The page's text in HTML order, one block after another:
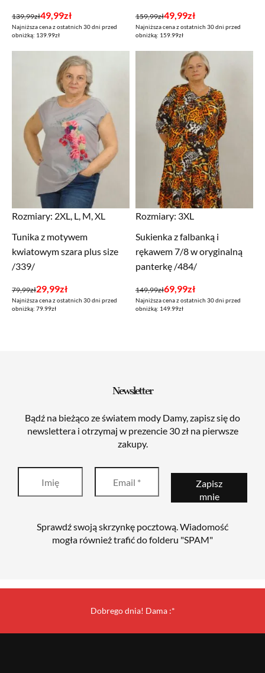
139,99zł
Pierwotna
cena
49,99zł
Aktualna
cena
Najniższa cena z ostatnich 30 dni przed
obniżką: 139.99zł
159,99zł
Pierwotna
cena
49,99zł
Aktualna
cena
Najniższa cena z ostatnich 30 dni przed
obniżką: 159.99zł
Rozmiary: 2XL, L, M, XL
Tunika z motywem
kwiatowym szara plus size
/339/
79,99zł
Pierwotna
cena
29,99zł
Aktualna
cena
Najniższa cena z ostatnich 30 dni przed
obniżką: 79.99zł
Rozmiary: 3XL
Sukienka z falbanką i
rękawem 7/8 w oryginalną
panterkę /484/
149,99zł
Pierwotna
cena
69,99zł
Aktualna
cena
Najniższa cena z ostatnich 30 dni przed
obniżką: 149.99zł
Newsletter
Bądź na bieżąco ze światem mody Damy, zapisz się do
newslettera i otrzymaj w prezencie 30 zł na pierwsze
zakupy.
Sprawdź swoją skrzynkę pocztową. Wiadomość
mogła również trafić do folderu "SPAM"
Dobrego dnia! Dama :*